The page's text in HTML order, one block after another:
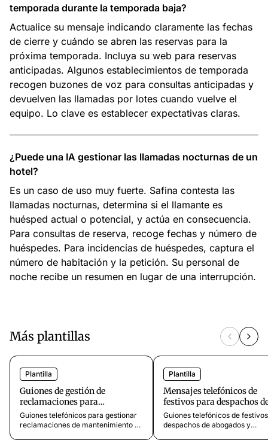
temporada durante la temporada baja?
Actualice su mensaje indicando claramente las fechas
de cierre y cuándo se abren las reservas para la
próxima temporada. Incluya su web para reservas
anticipadas. Algunos establecimientos de temporada
recogen buzones de voz para consultas anticipadas y
devuelven las llamadas por lotes cuando vuelve el
equipo. Lo clave es establecer expectativas claras.
¿Puede una IA gestionar las llamadas nocturnas de un
hotel?
Es un caso de uso muy fuerte. Safina contesta las
llamadas nocturnas, determina si el llamante es
huésped actual o potencial, y actúa en consecuencia.
Para consultas de reserva, recoge fechas y número de
huéspedes. Para incidencias de huéspedes, captura el
número de habitación y la petición. Su personal de
noche recibe un resumen en lugar de una interrupción.
Más plantillas
Plantilla
Guiones de gestión de
reclamaciones para
mantenimiento de edificios
Guiones telefónicos para gestionar
reclamaciones de mantenimiento de
Plantilla
Mensajes telefónicos de
festivos para despachos
abogados
Guiones telefónicos de
despachos de abogados y